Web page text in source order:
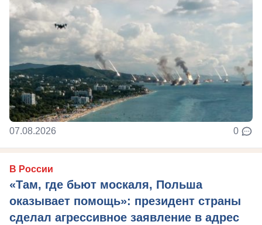
07.08.2026 0
В России
«Там, где бьют москаля, Польша
оказывает помощь»: президент страны
сделал агрессивное заявление в адрес